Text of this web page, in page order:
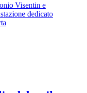
Visentin e
dedicato